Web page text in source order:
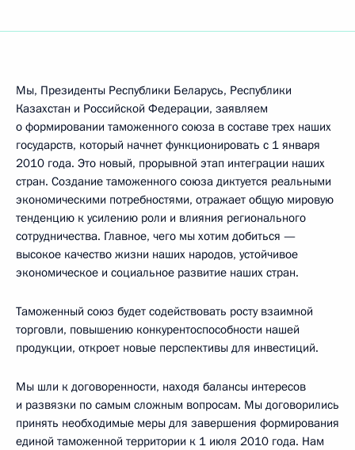
Мы, Президенты Республики Беларусь, Республики
Казахстан и Российской Федерации, заявляем
о формировании таможенного союза в составе трех наших
государств, который начнет функционировать с 1 января
2010 года. Это новый, прорывной этап интеграции наших
стран. Создание таможенного союза диктуется реальными
экономическими потребностями, отражает общую мировую
тенденцию к усилению роли и влияния регионального
сотрудничества. Главное, чего мы хотим добиться —
высокое качество жизни наших народов, устойчивое
экономическое и социальное развитие наших стран.
Таможенный союз будет содействовать росту взаимной
торговли, повышению конкурентоспособности нашей
продукции, откроет новые перспективы для инвестиций.
Мы шли к договоренности, находя балансы интересов
и развязки по самым сложным вопросам. Мы договорились
принять необходимые меры для завершения формирования
единой таможенной территории к 1 июля 2010 года. Нам